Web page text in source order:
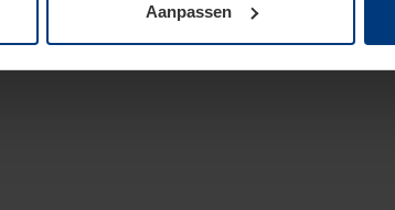
Aanpassen